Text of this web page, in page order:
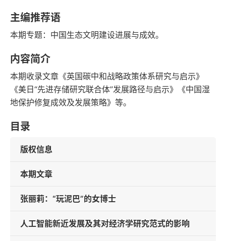
2023-03-01
发行日期
主编推荐语
本期专题：中国生态文明建设进展与成效。
内容简介
本期收录文章《英国碳中和战略政策体系研究与启示》
《美日“先进存储研究联合体”发展路径与启示》《中国湿
地保护修复成效及发展策略》等。
目录
版权信息
本期文章
张丽莉：“玩泥巴”的女博士
人工智能新近发展及其对经济学研究范式的影响